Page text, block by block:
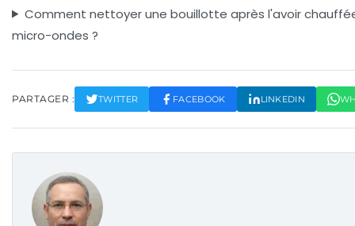
Comment nettoyer une bouillotte après l'avoir
micro-ondes ?
PARTAGER : TWITTER FACEBOOK LINKEDIN